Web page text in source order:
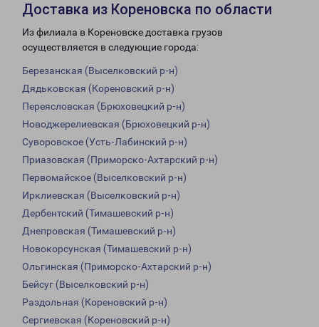
Доставка из Кореновска по области
Из филиала в Кореновске доставка грузов
осуществляется в следующие города:
Березанская (Выселковский р-н)
Дядьковская (Кореновский р-н)
Переясловская (Брюховецкий р-н)
Новоджерелиевская (Брюховецкий р-н)
Суворовское (Усть-Лабинский р-н)
Приазовская (Приморско-Ахтарский р-н)
Первомайское (Выселковский р-н)
Ирклиевская (Выселковский р-н)
Дербентский (Тимашевский р-н)
Днепровская (Тимашевский р-н)
Новокорсунская (Тимашевский р-н)
Ольгинская (Приморско-Ахтарский р-н)
Бейсуг (Выселковский р-н)
Раздольная (Кореновский р-н)
Сергиевская (Кореновский р-н)